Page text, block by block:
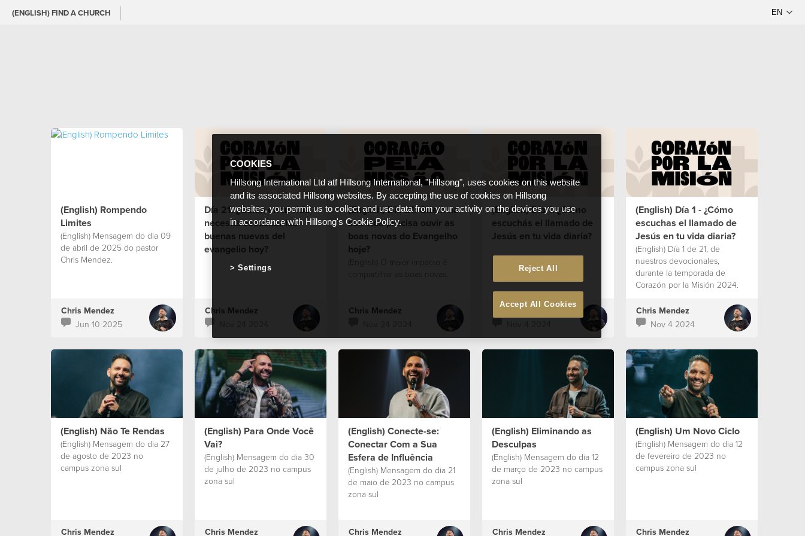
(ENGLISH) FIND A CHURCH
(English) Rompendo
Limites
(English) Mensagem do dia 09
de abril de 2025 do pastor
Chris Mendez.
Chris Mendez
Jun 10 2025
Día 21: ¿Quién en tu vida
necesita escuchar las
buenas nuevas del
evangelio hoy?
Chris Mendez
(English) Dia 21: Quem na
sua vida precisa ouvir as
boas novas do Evangelho
hoje?
Chris Mendez
(English) Día 1: ¿Cómo
escuchás el llamado de
Jesús en tu vida diaria?
Chris Mendez
(English) Día 1 - ¿Cómo
escuchas el llamado de
Jesús en tu vida diaria?
(English) Día 1 de 21, de
nuestros devocionales,
durante la temporada de
Corazón por la Misión 2024.
Chris Mendez
Nov 4 2024
(English) Não Te Rendas
(English) Mensagem do dia 27
de agosto de 2023 no
campus zona sul
Chris Mendez
(English) Para Onde Você
Vai?
(English) Mensagem do dia 30
de julho de 2023 no campus
zona sul
Chris Mendez
(English) Conecte-se:
Conectar Com a Sua
Esfera de Influência
(English) Mensagem do dia 21
de maio de 2023 no campus
zona sul
Chris Mendez
(English) Eliminando as
Desculpas
(English) Mensagem do dia 12
de março de 2023 no campus
zona sul
Chris Mendez
(English) Um Novo Ciclo
(English) Mensagem do dia 12
de fevereiro de 2023 no
campus zona sul
Chris Mendez
COOKIES
Hillsong International Ltd atf Hillsong International, "Hillsong", uses cookies on this website
and its associated Hillsong websites. By accepting the use of cookies on Hillsong
websites, you permit us to collect and use data from your activity on the devices you use
in accordance with Hillsong's Cookie Policy.
Reject All
Accept All Cookies
Settings